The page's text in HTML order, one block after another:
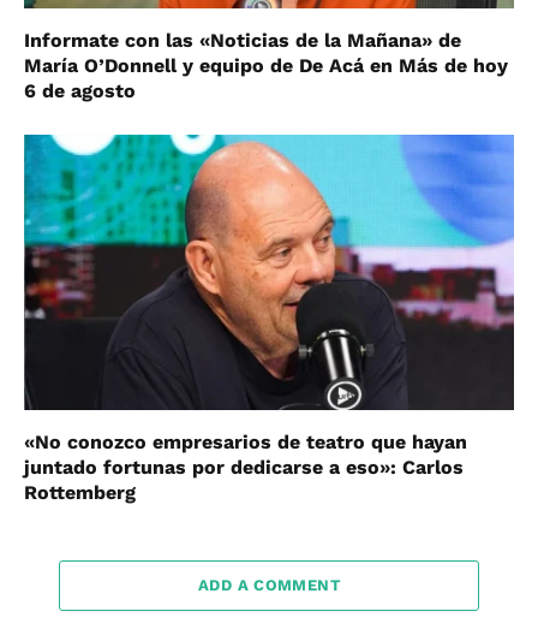
Informate con las «Noticias de la Mañana» de
María O’Donnell y equipo de De Acá en Más de hoy
6 de agosto
«No conozco empresarios de teatro que hayan
juntado fortunas por dedicarse a eso»: Carlos
Rottemberg
ADD A COMMENT